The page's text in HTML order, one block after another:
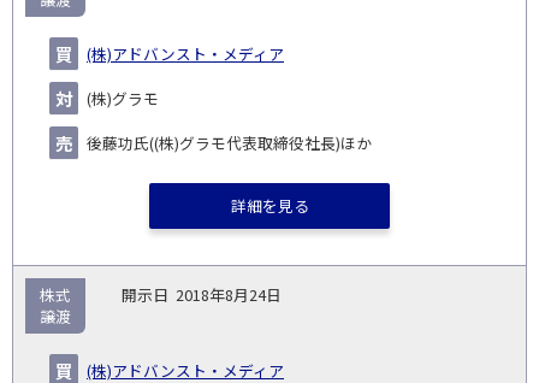
(株)アドバンスト・メディア
(株)グラモ
後藤功氏((株)グラモ代表取締役社長)ほか
詳細を見る
2018年8月24日
(株)アドバンスト・メディア
株式
譲渡